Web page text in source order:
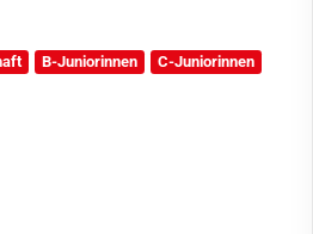
B-Juniorinnen
C-Juniorinnen